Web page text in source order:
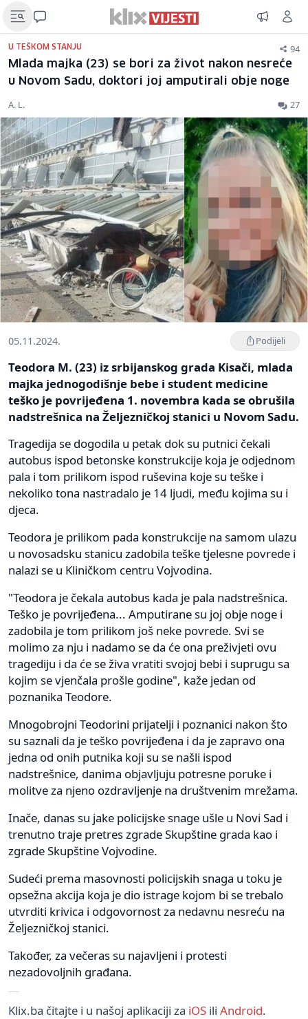
U TEŠKOM STANJU 94
Mlada majka (23) se bori za život nakon nesreće
u Novom Sadu, doktori joj amputirali obje noge
A. L. 27
05.11.2024. Podijeli
Teodora M. (23) iz srbijanskog grada Kisači, mlada
majka jednogodišnje bebe i student medicine
teško je povrijeđena 1. novembra kada se obrušila
nadstrešnica na Željezničkoj stanici u Novom Sadu.
Tragedija se dogodila u petak dok su putnici čekali
autobus ispod betonske konstrukcije koja je odjednom
pala i tom prilikom ispod ruševina koje su teške i
nekoliko tona nastradalo je 14 ljudi, među kojima su i
djeca.
Teodora je prilikom pada konstrukcije na samom ulazu
u novosadsku stanicu zadobila teške tjelesne povrede i
nalazi se u Kliničkom centru Vojvodina.
"Teodora je čekala autobus kada je pala nadstrešnica.
Teško je povrijeđena... Amputirane su joj obje noge i
zadobila je tom prilikom još neke povrede. Svi se
molimo za nju i nadamo se da će ona preživjeti ovu
tragediju i da će se živa vratiti svojoj bebi i suprugu sa
kojim se vjenčala prošle godine", kaže jedan od
poznanika Teodore.
Mnogobrojni Teodorini prijatelji i poznanici nakon što
su saznali da je teško povrijeđena i da je zapravo ona
jedna od onih putnika koji su se našli ispod
nadstrešnice, danima objavljuju potresne poruke i
molitve za njeno ozdravljenje na društvenim mrežama.
Inače, danas su jake policijske snage ušle u Novi Sad i
trenutno traje pretres zgrade Skupštine grada kao i
zgrade Skupštine Vojvodine.
Sudeći prema masovnosti policijskih snaga u toku je
opsežna akcija koja je dio istrage kojom bi se trebalo
utvrditi krivica i odgovornost za nedavnu nesreću na
Željezničkoj stanici.
Također, za večeras su najavljeni i protesti
nezadovoljnih građana.
Klix.ba čitajte i u našoj aplikaciji za iOS ili Android.